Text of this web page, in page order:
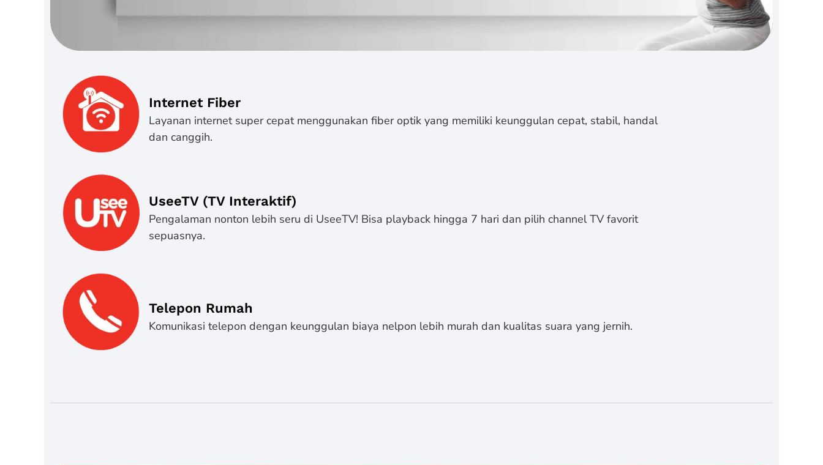
Internet Fiber
Layanan internet super cepat menggunakan fiber optik yang memiliki keunggulan cepat, stabil, handal
dan canggih.
UseeTV (TV Interaktif)
Pengalaman nonton lebih seru di UseeTV! Bisa playback hingga 7 hari dan pilih channel TV favorit
sepuasnya.
Telepon Rumah
Komunikasi telepon dengan keunggulan biaya nelpon lebih murah dan kualitas suara yang jernih.